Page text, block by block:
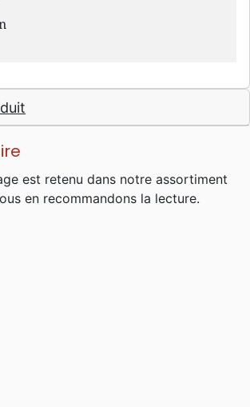
est retenu dans notre assortiment
en recommandons la lecture.